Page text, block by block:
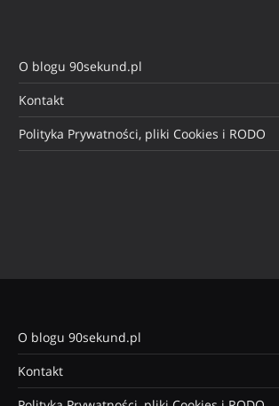
O blogu 90sekund.pl
Kontakt
Polityka Prywatności, pliki Cookies i RODO
O blogu 90sekund.pl
Kontakt